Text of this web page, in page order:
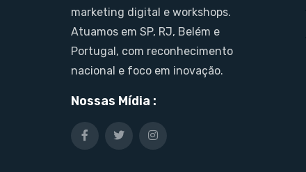
marketing digital e workshops.
Atuamos em SP, RJ, Belém e
Portugal, com reconhecimento
nacional e foco em inovação.
Nossas Mídia :